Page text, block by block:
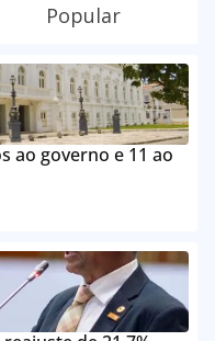
Popular
ao governo e 11 ao